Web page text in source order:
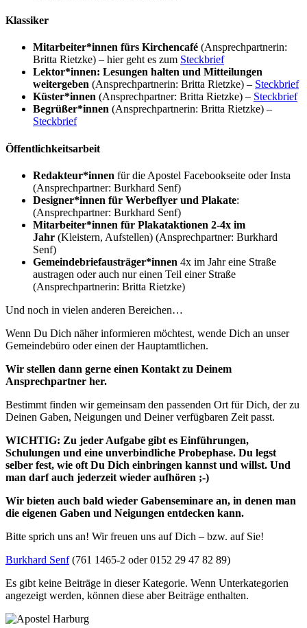
Klassiker
Mitarbeiter*innen fürs Kirchencafé (Ansprechpartnerin:
Britta Rietzke) – hier geht es zum Steckbrief
Lektor*innen: Lesungen halten und Mitteilungen
weitergeben (Ansprechpartnerin: Britta Rietzke) – Steckbrief
Küster*innen (Ansprechpartner: Britta Rietzke) – Steckbrief
Begrüßer*innen (Ansprechpartnerin: Britta Rietzke) –
Steckbrief
Öffentlichkeitsarbeit
Redakteur*innen für die Apostel Facebookseite oder Insta
(Ansprechpartner: Burkhard Senf)
Designer*innen für Werbeflyer und Plakate:
(Ansprechpartner: Burkhard Senf)
Mitarbeiter*innen für Plakataktionen 2-4x im
Jahr (Kleistern, Aufstellen) (Ansprechpartner: Burkhard
Senf)
Gemeindebriefausträger*innen 4x im Jahr eine Straße
austragen oder auch nur einen Teil einer Straße
(Ansprechpartnerin: Britta Rietzke)
Und noch in vielen anderen Bereichen…
Wenn Du Dich näher informieren möchtest, wende Dich an unser
Gemeindebüro oder einen der Hauptamtlichen.
Wir stellen dann gerne einen Kontakt zu Deinem
Ansprechpartner her.
Bestimmt finden wir gemeinsam den passenden Ort für Dich, der zu
Deinen Gaben, Neigungen und Deiner verfügbaren Zeit passt.
WICHTIG: Zu jeder Aufgabe gibt es Einführungen,
Schulungen und eine unverbindliche Probephase. Du legst
selber fest, wie oft Du Dich einbringen kannst und willst. Und
man darf auch jederzeit wieder aufhören ;-)
Wir bieten auch bald wieder Gabenseminare an, in denen man
die eigenen Gaben und Neigungen entdecken kann.
Bitte sprich uns an! Wir freuen uns auf Dich – bzw. auf Sie!
Burkhard Senf(761 1465-2 oder 0152 29 47 82 89)
Es gibt keine Beiträge in dieser Kategorie. Wenn Unterkategorien
angezeigt werden, können diese aber Beiträge enthalten.